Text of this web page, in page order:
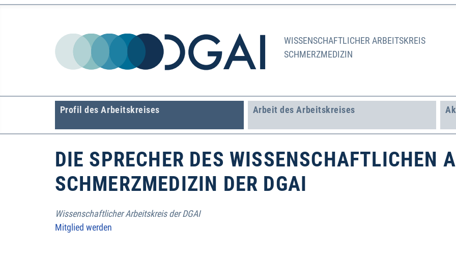
WISSENSCHAFTLICHER ARBEITSKREIS
SCHMERZMEDIZIN
Profil des Arbeitskreises Arbeit des Arbeitskreises
DIE SPRECHER DES WISSENSCHAFTLICHEN
SCHMERZMEDIZIN DER DGAI
Wissenschaftlicher Arbeitskreis der DGAI
Mitglied werden